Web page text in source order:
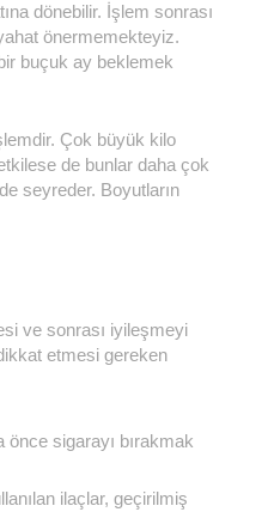
dönebilir. İşlem sonrası
önermemekteyiz.
buçuk ay beklemek
Çok büyük kilo
de bunlar daha çok
seyreder. Boyutların
ve sonrası iyileşmeyi
etmesi gereken
sigarayı bırakmak
ilaçlar, geçirilmiş